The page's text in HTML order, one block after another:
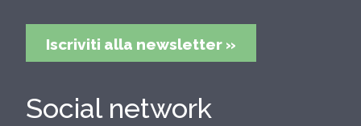
Iscriviti alla newsletter »
Social network